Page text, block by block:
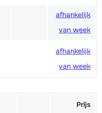
afhankelijk
van week
afhankelijk
van week
Prijs